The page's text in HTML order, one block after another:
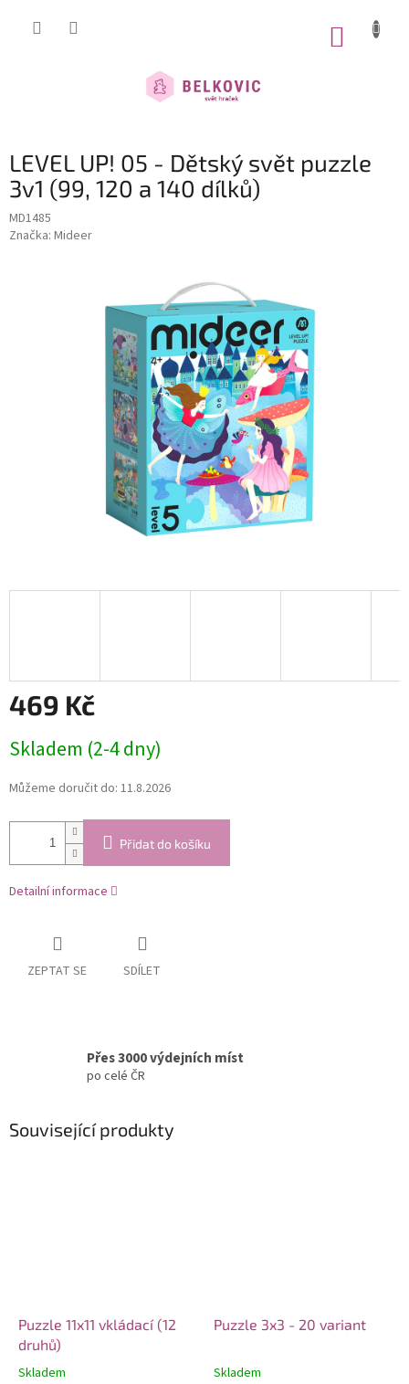
LEVEL UP! 05 - Dětský svět puzzle
3v1 (99, 120 a 140 dílků)
MD1485
Značka: Mideer
469 Kč
cena:
Skladem (2-4 dny)
Můžeme doručit do: 11.8.2026
Přidat do košíku
Detailní informace
ZEPTAT SE SDÍLET
Přes 3000 výdejních míst
po celé ČR
Související produkty
Puzzle 11x11 vkládací (12
druhů)
Skladem
Puzzle 3x3 - 20 variant
Skladem